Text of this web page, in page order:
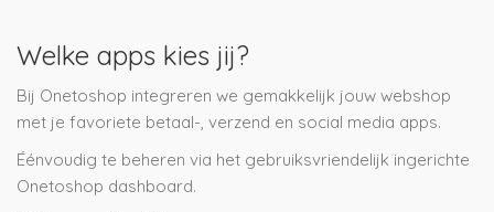
Welke apps kies jij?
Bij Onetoshop integreren we gemakkelijk jouw webshop
met je favoriete betaal-, verzend en social media apps.
Éénvoudig te beheren via het gebruiksvriendelijk ingerichte
Onetoshop dashboard.